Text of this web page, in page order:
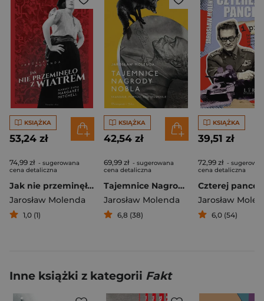
KSIĄŻKA
53,24 zł
74,99 zł - sugerowana
cena detaliczna
Jak nie przeminęło z wiatrem. Sekrety życia Margaret Mitchell
Jarosław Molenda
1,0 (1)
KSIĄŻKA
42,54 zł
69,99 zł - sugerowana
cena detaliczna
Tajemnice Nagrody Nobla. Skandale, pomyłki, kontrowersje
Jarosław Molenda
6,8 (38)
KSIĄŻKA
39,51 zł
72,99 zł -
cena detaliczna
Jarosław
6,0 (54)
Inne książki z kategorii Fakt